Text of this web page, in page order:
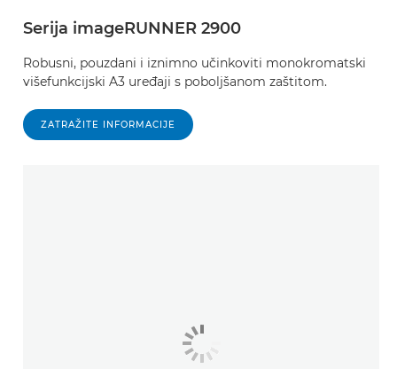
Serija imageRUNNER 2900
Robusni, pouzdani i iznimno učinkoviti monokromatski
višefunkcijski A3 uređaji s poboljšanom zaštitom.
ZATRAŽITE INFORMACIJE